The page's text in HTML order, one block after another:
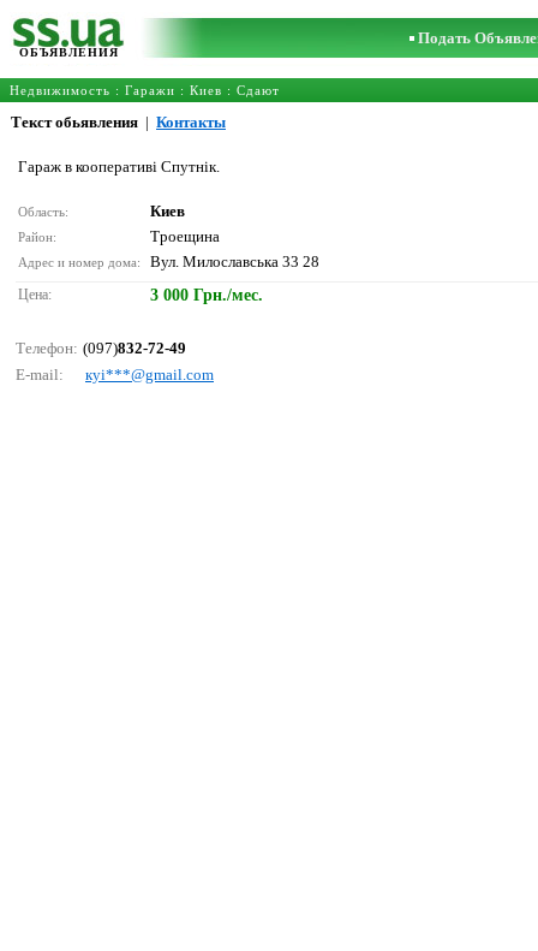
ОБЪЯВЛЕНИЯ
Подать
Недвижимость : Гаражи : Киев : Сдают
Текст обьявления | Контакты
Гараж в кооперативі Спутнік.
Область: Киев
Район: Троещина
Адрес и номер дома: Вул. Милославська 33 28
Цена: 3 000 Грн./мес.
Телефон: (097)832-72-49
E-mail:
кyi***@gmаil.соm